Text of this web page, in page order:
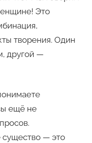
Это
творения. Один
другой —
ещё не
— это